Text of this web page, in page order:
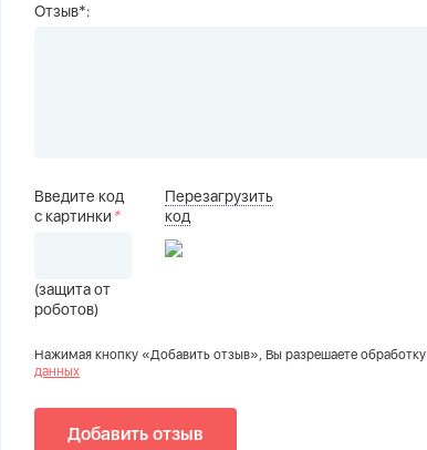
Отзыв*:
Введите код
с картинки*
(защита от
роботов)
Перезагрузить
код
Нажимая кнопку «Добавить отзыв», Вы разрешаете обработку
данных
Добавить отзыв